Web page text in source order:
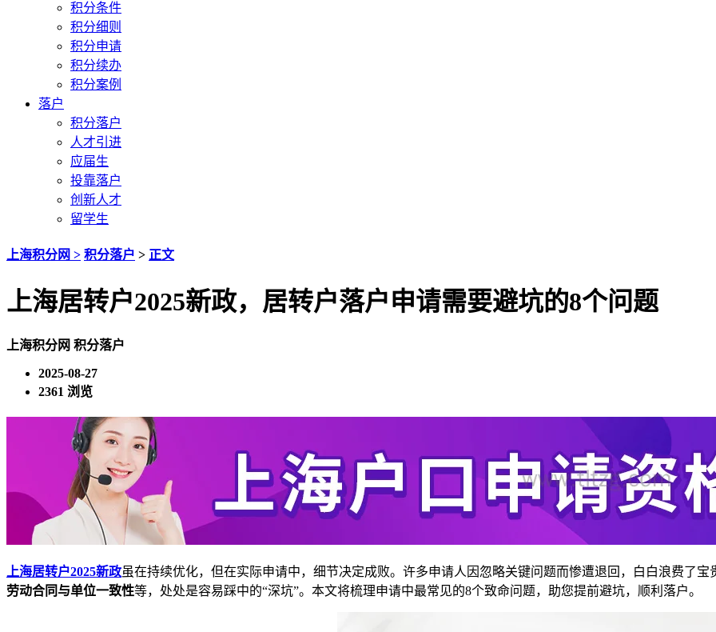
积分条件
积分细则
积分申请
积分续办
积分案例
落户
积分落户
人才引进
应届生
投靠落户
创新人才
留学生
上海积分网 > 积分落户 > 正文
上海居转户2025新政，居转户落户申请需要避坑的8个问题
上海积分网 积分落户
2025-08-27
2361 浏览
上海居转户2025新政虽在持续优化，但在实际申请中，细节决定成败。许多申请人因忽略关键问题而惨遭退回，白白浪费了宝
劳动合同与单位一致性等，处处是容易踩中的“深坑”。本文将梳理申请中最常见的8个致命问题，助您提前避坑，顺利落户。